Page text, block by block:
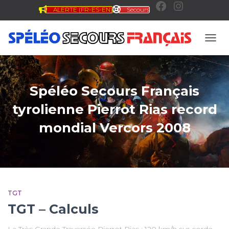
ALERTE (FR-ES-EN) Secours
F
c
e
b
o
k
I
s
t
a
g
a
Spéléo Secours Français
tyrolienne Pierrot Rias record
mondial Vercors 2008
TGT
TGT – Calculs